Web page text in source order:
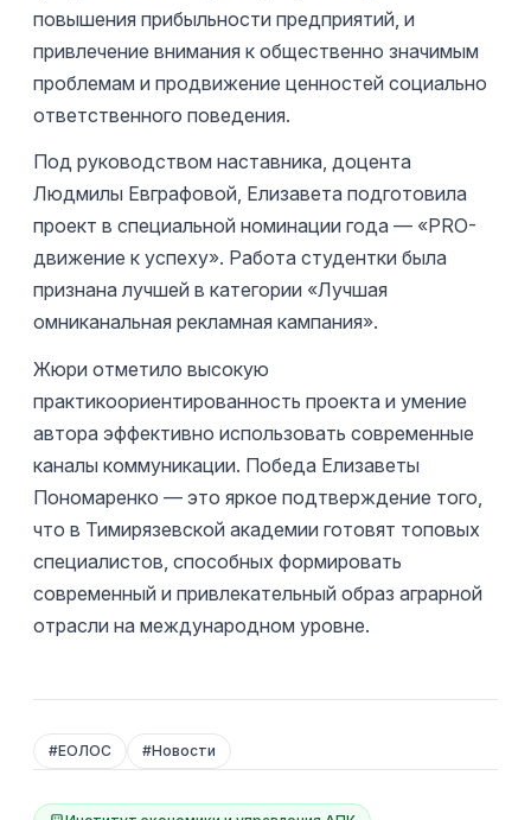
повышения прибыльности предприятий, и
привлечение внимания к общественно значимым
проблемам и продвижение ценностей социально
ответственного поведения.
Под руководством наставника, доцента
Людмилы Евграфовой, Елизавета подготовила
проект в специальной номинации года — «PRO-
движение к успеху». Работа студентки была
признана лучшей в категории «Лучшая
омниканальная рекламная кампания».
Жюри отметило высокую
практикоориентированность проекта и умение
автора эффективно использовать современные
каналы коммуникации. Победа Елизаветы
Пономаренко — это яркое подтверждение того,
что в Тимирязевской академии готовят топовых
специалистов, способных формировать
современный и привлекательный образ аграрной
отрасли на международном уровне.
#ЕОЛОС #Новости